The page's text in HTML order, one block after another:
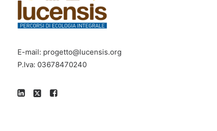
E-mail: progetto@lucensis.org
P.Iva: 03678470240